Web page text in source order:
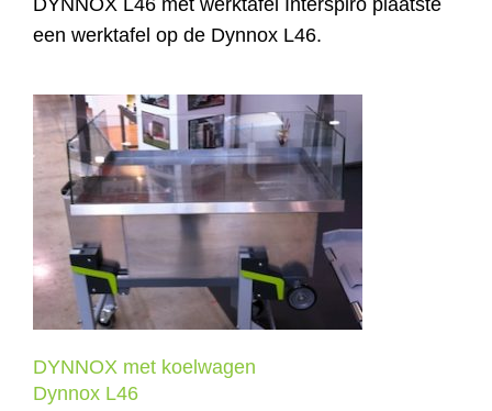
DYNNOX L46 met werktafel Interspiro plaatste
een werktafel op de Dynnox L46.
DYNNOX met koelwagen
DYNNOX met koelwagen
Dynnox L46